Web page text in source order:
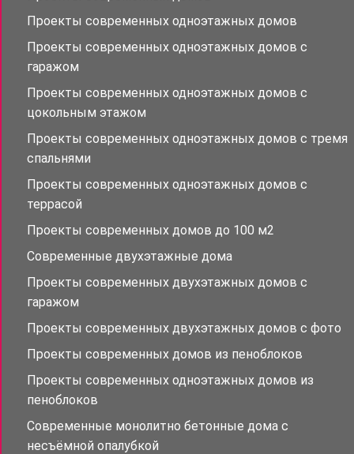
Проекты современных одноэтажных домов
Проекты современных одноэтажных домов с
гаражом
Проекты современных одноэтажных домов с
цокольным этажом
Проекты современных одноэтажных домов с тремя
спальнями
Проекты современных одноэтажных домов с
террасой
Проекты современных домов до 100 м2
Современные двухэтажные дома
Проекты современных двухэтажных домов с
гаражом
Проекты современных двухэтажных домов с фото
Проекты современных домов из пеноблоков
Проекты современных одноэтажных домов из
пеноблоков
Современные монолитно бетонные дома с
несъёмной опалубкой